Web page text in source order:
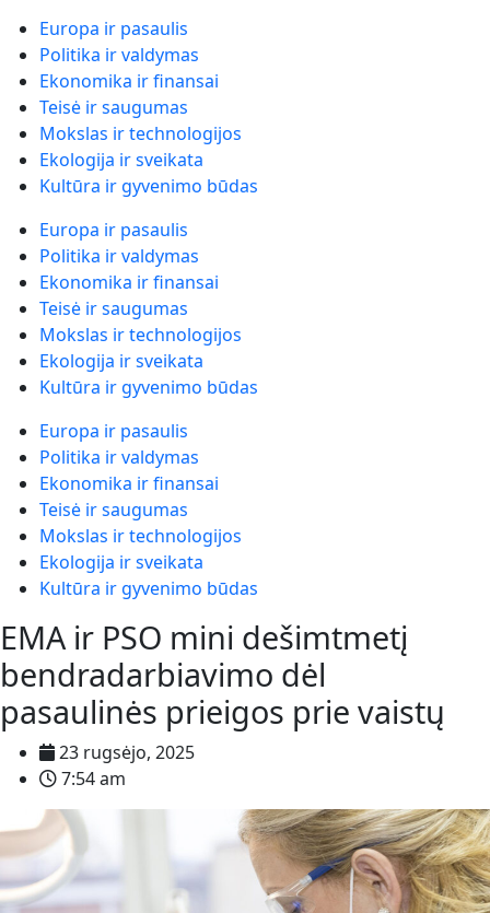
Europa ir pasaulis
Politika ir valdymas
Ekonomika ir finansai
Teisė ir saugumas
Mokslas ir technologijos
Ekologija ir sveikata
Kultūra ir gyvenimo būdas
Europa ir pasaulis
Politika ir valdymas
Ekonomika ir finansai
Teisė ir saugumas
Mokslas ir technologijos
Ekologija ir sveikata
Kultūra ir gyvenimo būdas
Europa ir pasaulis
Politika ir valdymas
Ekonomika ir finansai
Teisė ir saugumas
Mokslas ir technologijos
Ekologija ir sveikata
Kultūra ir gyvenimo būdas
EMA ir PSO mini dešimtmetį
bendradarbiavimo dėl
pasaulinės prieigos prie vaistų
23 rugsėjo, 2025
7:54 am